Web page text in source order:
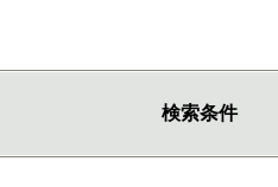
検索条件